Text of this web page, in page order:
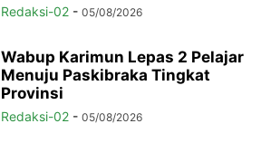
Redaksi-02 - 05/08/2026
Wabup Karimun Lepas 2 Pelajar
Menuju Paskibraka Tingkat
Provinsi
Redaksi-02 - 05/08/2026